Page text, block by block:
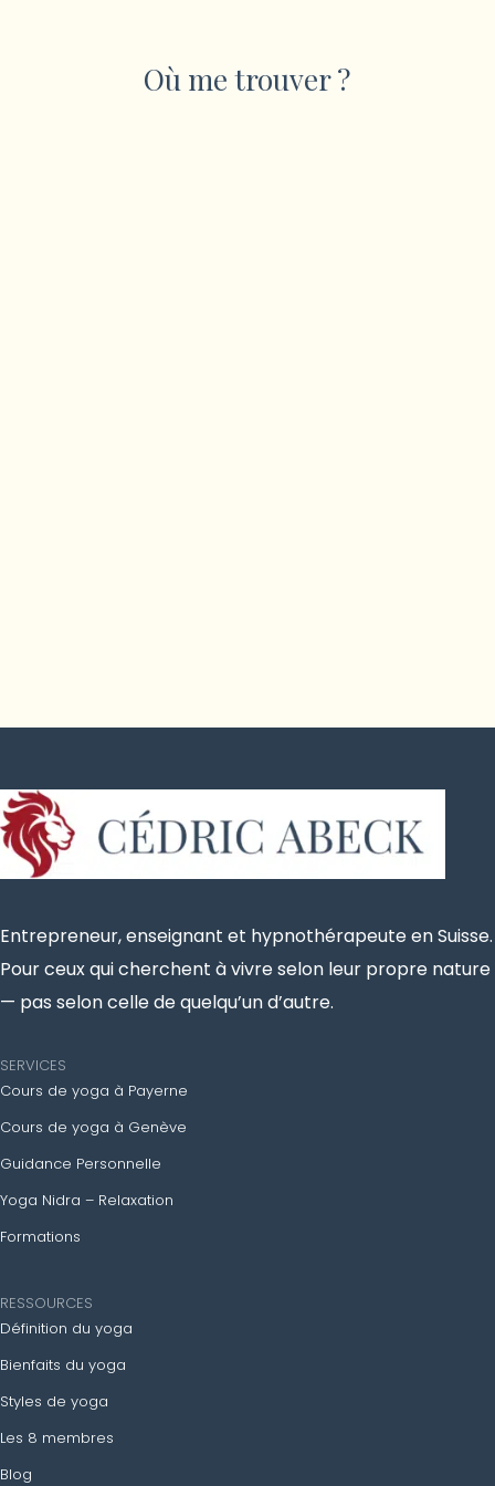
Où me trouver ?
Entrepreneur, enseignant et hypnothérapeute en Suisse.
Pour ceux qui cherchent à vivre selon leur propre nature
— pas selon celle de quelqu’un d’autre.
SERVICES
Cours de yoga à Payerne
Cours de yoga à Genève
Guidance Personnelle
Yoga Nidra – Relaxation
Formations
RESSOURCES
Définition du yoga
Bienfaits du yoga
Styles de yoga
Les 8 membres
Blog